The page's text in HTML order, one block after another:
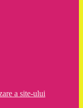
a site-ului